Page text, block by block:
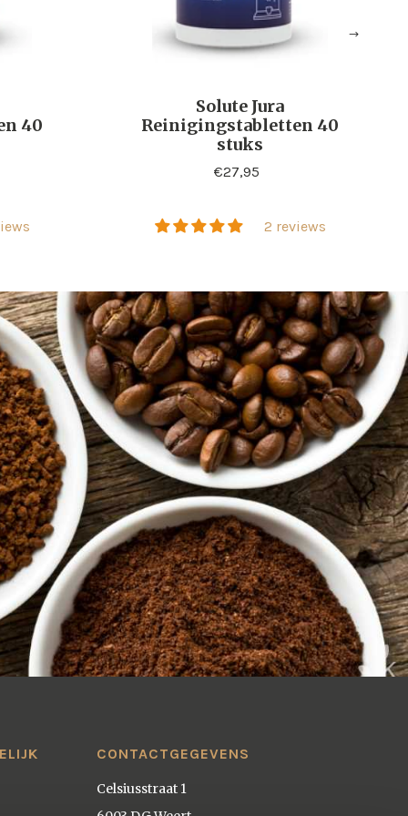
40
Solute Jura
Reinigingstabletten 40
stuks
Standaard
€27,95
2 reviews
CONTACTGEGEVENS
Celsiusstraat 1